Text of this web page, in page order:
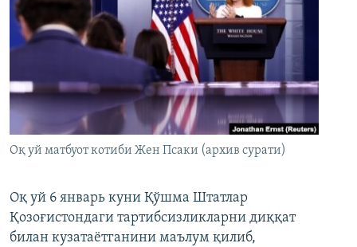
Озодлик бошқа тилларда
Оқ уй матбуот котиби Жен Псаки (архив сурати)
Оқ уй 6 январь куни Қўшма Штатлар
Қозоғистондаги тартибсизликларни диққат
билан кузатаётганини маълум қилиб,